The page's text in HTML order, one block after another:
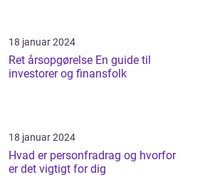
18 januar 2024
Ret årsopgørelse En guide til
investorer og finansfolk
18 januar 2024
Hvad er personfradrag og hvorfor
er det vigtigt for dig